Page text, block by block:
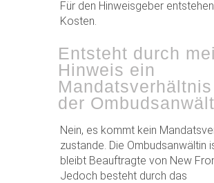
Für den Hinweisgeber
Kosten.
Entsteht durch
Hinweis ein
der
Nein, es kommt kein
zustande. Die Ombudsanwältin
bleibt Beauftragte von New
Jedoch besteht durch das